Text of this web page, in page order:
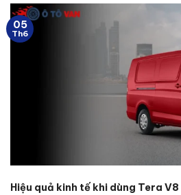
05
Th6
Hiệu quả kinh tế khi dùng Tera